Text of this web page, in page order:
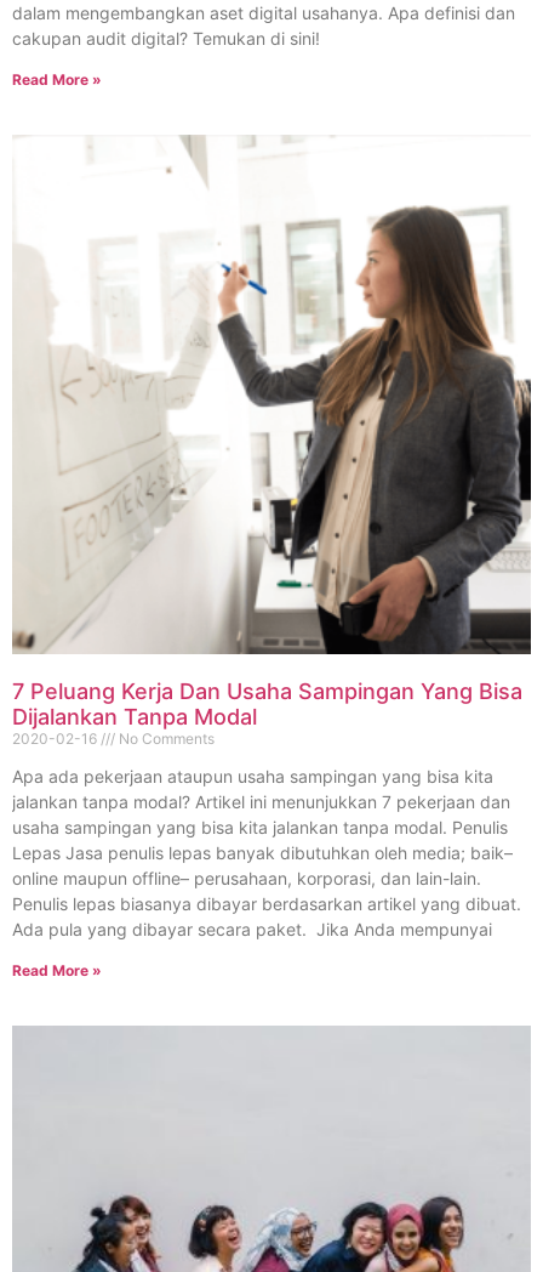
dalam mengembangkan aset digital usahanya. Apa definisi dan
cakupan audit digital? Temukan di sini!
Read More »
7 Peluang Kerja Dan Usaha Sampingan Yang Bisa
Dijalankan Tanpa Modal
2020-02-16 No Comments
Apa ada pekerjaan ataupun usaha sampingan yang bisa kita
jalankan tanpa modal? Artikel ini menunjukkan 7 pekerjaan dan
usaha sampingan yang bisa kita jalankan tanpa modal. Penulis
Lepas Jasa penulis lepas banyak dibutuhkan oleh media; baik–
online maupun offline– perusahaan, korporasi, dan lain-lain.
Penulis lepas biasanya dibayar berdasarkan artikel yang dibuat.
Ada pula yang dibayar secara paket. Jika Anda mempunyai
Read More »